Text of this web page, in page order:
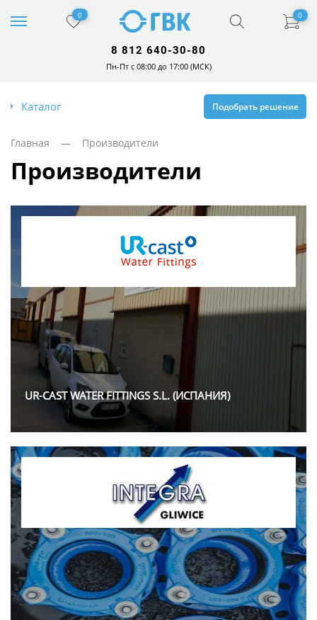
0 0
8 812 640-30-80
Пн-Пт с 08:00 до 17:00 (МСК)
Каталог Подобрать решение
Главная — Производители
производители
UR-CAST WATER FITTINGS S.L. (ИСПАНИЯ)